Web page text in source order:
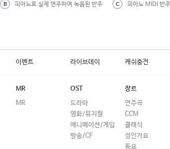
B 피아노로 실제 연주하여 녹음된 반주 C 피아노 MIDI 반주
이벤트 라이브데이 캐쉬충전
MR
MR
OST
드라마
영화/뮤지컬
애니메이션/게임
방송/CF
장르
연주곡
CCM
클래식
성인가요
동요